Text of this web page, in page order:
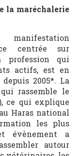
la maréchalerie
centrée sur
profession qui
actifs, est en
2005*. La
rassemble le
ce qui explique
Haras national
les plus
évènement a
autour